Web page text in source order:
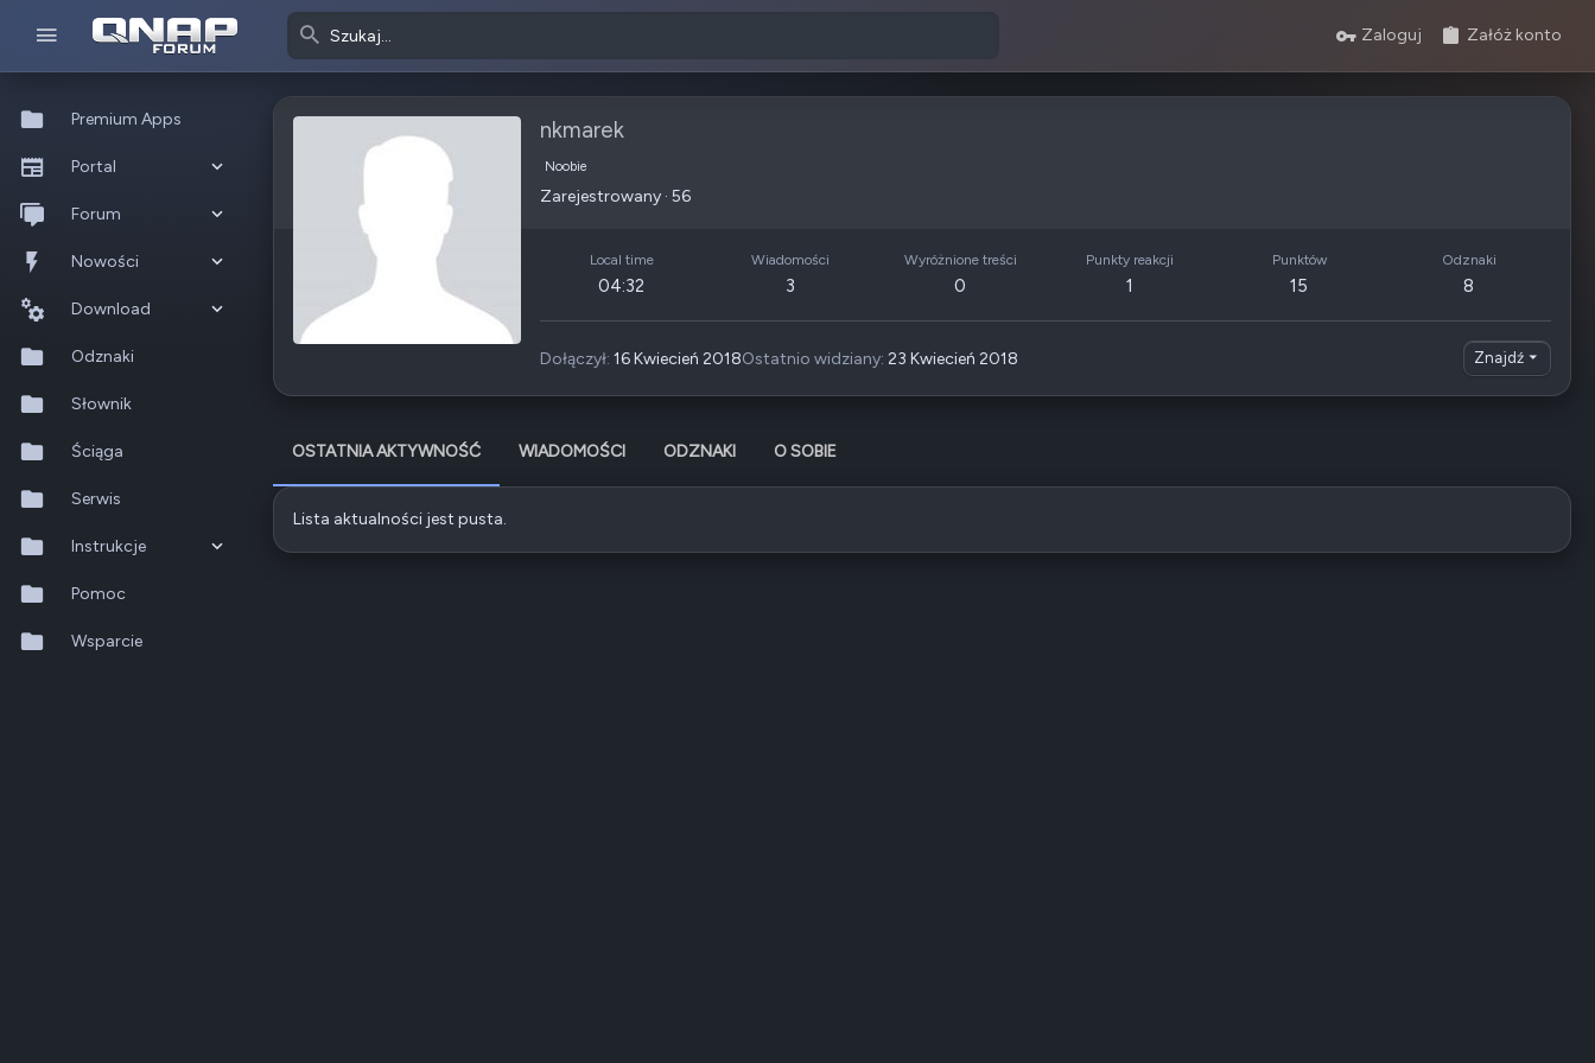
Zaloguj Załóż konto
Premium Apps
Portal
Co nowego?
Ostatnia aktywność
Forum
Nowe posty
Popularne
Szukaj na forum
Nowości
Nowe posty
Wszystkie posty
Nowe zasoby
Ostatnia aktywność
Download
Szukaj zasobów
Odznaki
Słownik
Ściąga
Serwis
Instrukcje
QTS 5.2.x
QuTS hero h6.0.x
Pomoc
Wsparcie
nkmarek
Noobie
Zarejestrowany · 56
Local time
04:32
Wiadomości
3
Wyróżnione treści
0
Punkty reakcji
1
Punktów
15
Odznaki
8
Dołączył 16 Kwiecień 2018Ostatnio widziany 23 Kwiecień 2018 Znajdź
OSTATNIA AKTYWNOŚĆ WIADOMOŚCI ODZNAKI O SOBIE
Lista aktualności jest pusta.